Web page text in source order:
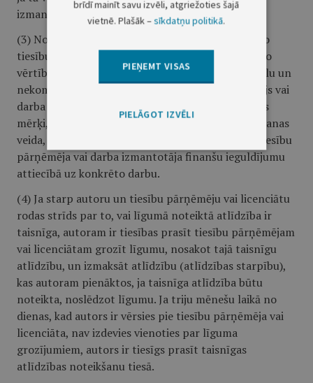
izmantošanas rezultātā gūtā mantiskā labuma.
(3) Nosakot taisnīgu atlīdzību, ņem vērā mantisko
tiesību vai darba izmantošanas tiesību ekonomisko
vērtību ietekmējošus apstākļus, tostarp komerciālu un
nekomerciālu labumu, kuru gūst tiesību pārņēmējs vai
darba izmantotājs, tiesību vai darba izmantošanas
mērķi, apjomu un nozīmību atkarībā no izmantošanas
veida, autora ieguldījumu darba radīšanā, kā arī tiesību
pārņēmēja vai darba izmantotāja finanšu ieguldījumu
attiecībā uz konkrēto darbu.
(4) Ja starp autoru un tiesību pārņēmēju vai licenciātu
rodas strīds par to, vai līgumā noteiktā atlīdzība ir
taisnīga, autoram ir tiesības prasīt tiesību pārņēmējam
vai licenciātam grozīt līgumu, nosakot tajā taisnīgu
atlīdzību, un izmaksāt atlīdzību (atlīdzības starpību),
kas autoram pienāktos, ja taisnīga atlīdzība būtu
noteikta, noslēdzot līgumu. Ja triju mēnešu laikā no
dienas, kad autors ir vērsies pie tiesību pārņēmēja vai
licenciāta, nav izdevies vienoties par līguma
grozījumiem, autors ir tiesīgs prasīt taisnīgas
atlīdzības noteikšanu tiesā.
brīdī mainīt savu izvēli, atgriežoties šajā
vietnē. Plašāk –sīkdatņu politikā.
PIEŅEMT VISAS
PIELĀGOT IZVĒLI